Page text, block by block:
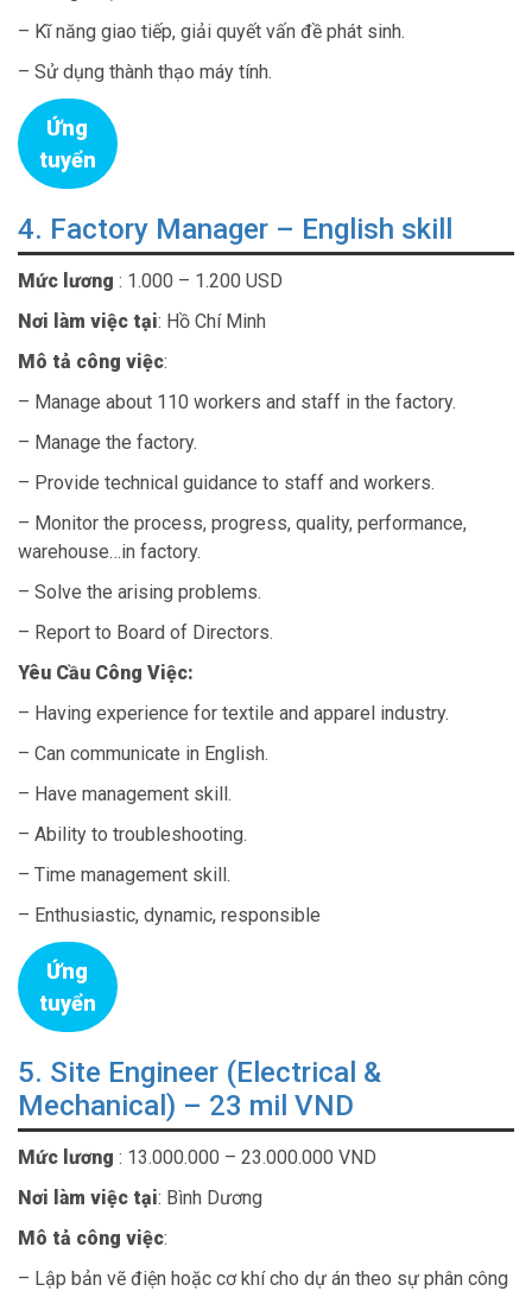
– Kĩ năng giao tiếp, giải quyết vấn đề phát sinh.
– Sử dụng thành thạo máy tính.
Ứng
tuyển
4. Factory Manager – English skill
Mức lương : 1.000 – 1.200 USD
Nơi làm việc tại: Hồ Chí Minh
Mô tả công việc:
– Manage about 110 workers and staff in the factory.
– Manage the factory.
– Provide technical guidance to staff and workers.
– Monitor the process, progress, quality, performance,
warehouse…in factory.
– Solve the arising problems.
– Report to Board of Directors.
Yêu Cầu Công Việc:
– Having experience for textile and apparel industry.
– Can communicate in English.
– Have management skill.
– Ability to troubleshooting.
– Time management skill.
– Enthusiastic, dynamic, responsible
Ứng
tuyển
5. Site Engineer (Electrical &
Mechanical) – 23 mil VND
Mức lương : 13.000.000 – 23.000.000 VND
Nơi làm việc tại: Bình Dương
Mô tả công việc:
– Lập bản vẽ điện hoặc cơ khí cho dự án theo sự phân công